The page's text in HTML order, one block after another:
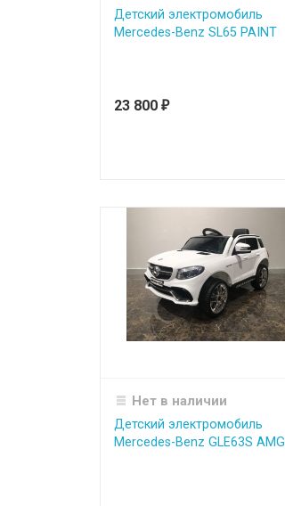
Детский электромобиль
Mercedes-Benz SL65 PAINT
23 800₽
Нет в наличии
Детский электромобиль
Mercedes-Benz GLE63S AMG